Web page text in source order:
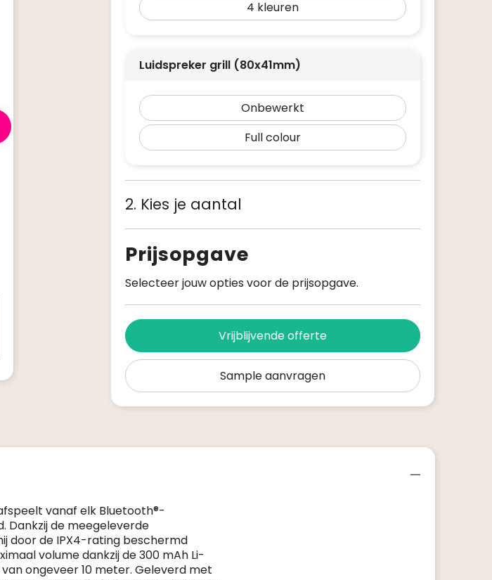
4
Luidspreker grill (80x41mm)
Onbewerkt
Full colour
2. Kies je aantal
Prijsopgave
Selecteer jouw opties voor de prijsopgave.
Vrijblijvende offerte
Sample aanvragen
vanaf elk Bluetooth®-
Dankzij de meegeleverde
door de IPX4-rating beschermd
volume dankzij de 300 mAh Li-
ongeveer 10 meter. Geleverd met